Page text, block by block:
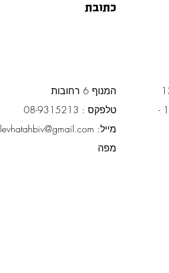
כתובת
המנוף 6 רחובות
טלפקס : 08-9315213
מייל: levhatahbiv@gmail.com
מפה
ימים א', ב', ד', ה': 16:00 -